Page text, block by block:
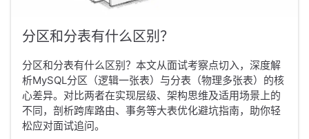
分区和分表有什么区别？
分区和分表有什么区别？本文从面试考察点切入，深度解
析MySQL分区（逻辑一张表）与分表（物理多张表）的核
心差异。对比两者在实现层级、架构思维及适用场景上的
不同，剖析跨库路由、事务等大表优化避坑指南，助你轻
松应对面试追问。